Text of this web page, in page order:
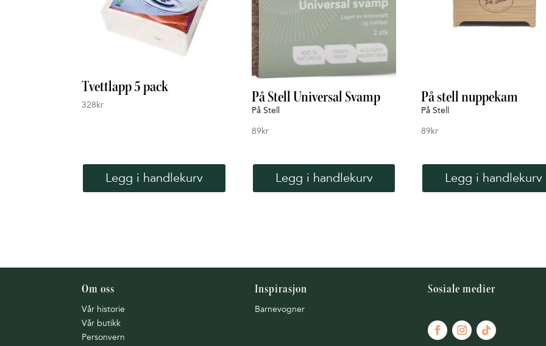
Tvettlapp 5 pack
328kr
Legg i handlekurv
På Stell Universal Svamp
På Stell
89kr
Legg i handlekurv
På stell nuppekam
På Stell
89kr
Legg i handlekurv
Om oss
Vår historie
Vår butikk
Personvern
Inspirasjon
Barnevogner
Sosiale medier